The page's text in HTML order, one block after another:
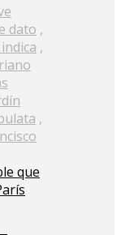
dato ,
,
,
que